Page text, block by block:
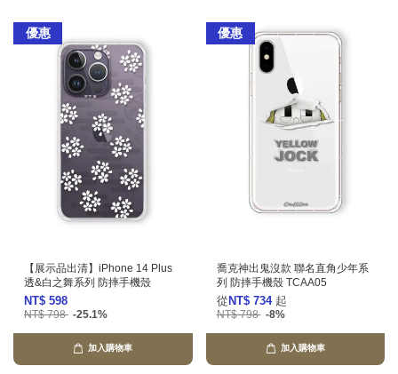
優惠
【展示品出清】iPhone 14 Plus
透&白之舞系列 防摔手機殼
NT$ 598
NT$ 798 -25.1%
加入購物車
優惠
喬克神出鬼沒款 聯名直角少年系
列 防摔手機殼 TCAA05
從 NT$ 734 起
NT$ 798 -8%
加入購物車